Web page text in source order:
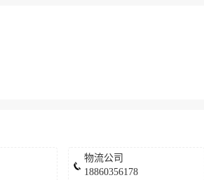
物流公司
18860356178